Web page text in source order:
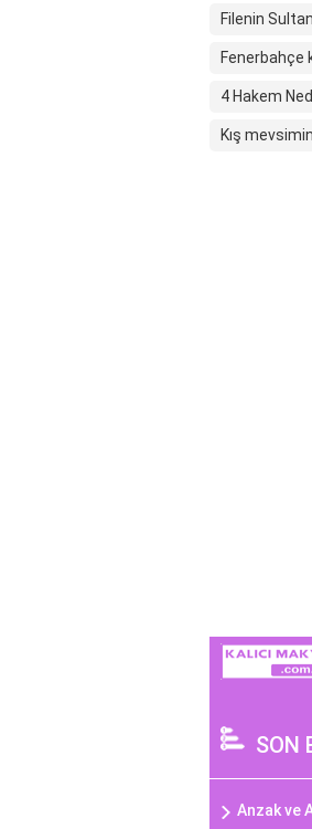
Filenin
Fenerbahçe
4 Hakem
Kış
SON
Anzak ve